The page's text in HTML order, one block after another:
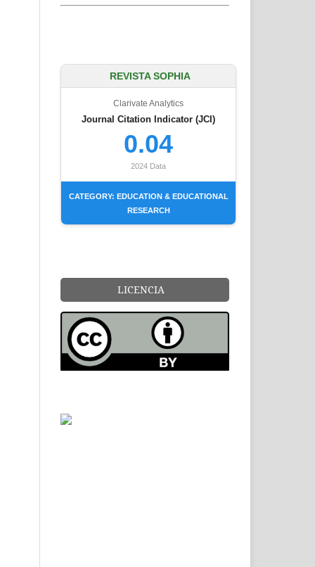
REVISTA SOPHIA
Clarivate Analytics
Journal Citation Indicator (JCI)
0.04
2024 Data
CATEGORY: EDUCATION & EDUCATIONAL
RESEARCH
LICENCIA